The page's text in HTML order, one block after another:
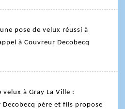
pose de velux réussi à
à Couvreur Decobecq
velux à Gray La Ville :
Decobecq père et fils propose